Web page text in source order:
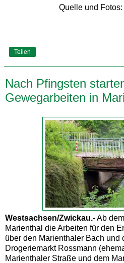
Quelle und Fotos:
Teilen
Nach Pfingsten
Gewegarbeiten in
Westsachsen/Zwickau.-Ab
Marienthal die Arbeiten für den
über den Marienthaler Bach und
Drogeriemarkt Rossmann
Marienthaler Straße und dem